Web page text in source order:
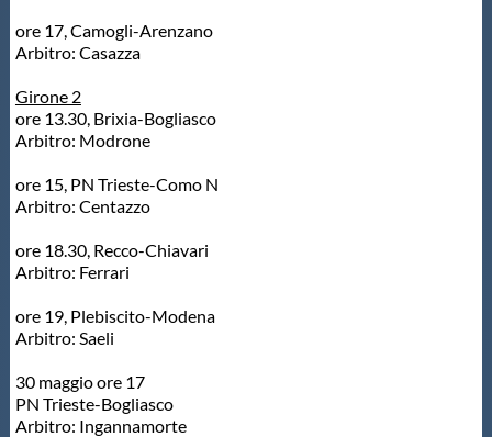
Centri Federali
Area Legislativa
Protezione Civile
Qualità
Sostenibilità
ore 17, Camogli-Arenzano
Arbitro: Casazza
Girone 2
ore 13.30, Brixia-Bogliasco
Arbitro: Modrone
ore 15, PN Trieste-Como N
Arbitro: Centazzo
ore 18.30, Recco-Chiavari
Arbitro: Ferrari
ore 19, Plebiscito-Modena
Arbitro: Saeli
30 maggio ore 17
PN Trieste-Bogliasco
Arbitro: Ingannamorte